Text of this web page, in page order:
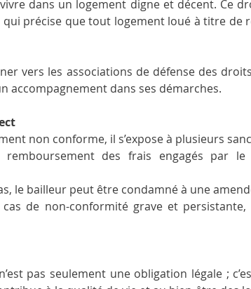
dans un logement digne et décent. Ce
précise que tout logement loué à titre de
vers les associations de défense des
accompagnement dans ses démarches.
non conforme, il s’expose à plusieurs
remboursement des frais engagés par
le bailleur peut être condamné à une
de non-conformité grave et
pas seulement une obligation légale ;